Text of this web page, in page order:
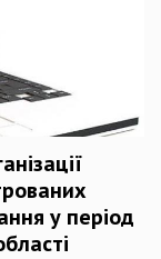
у період